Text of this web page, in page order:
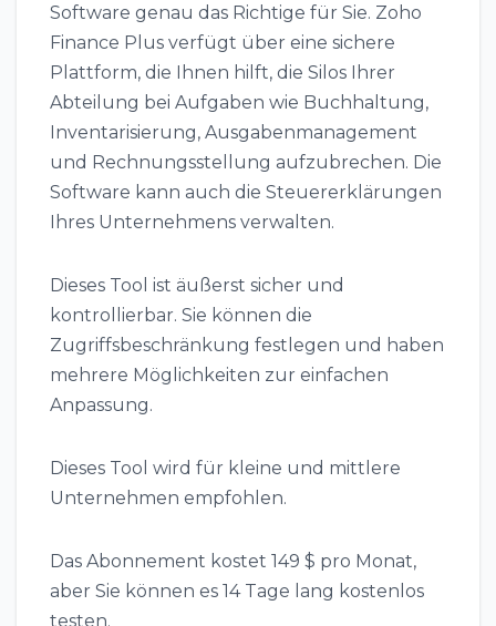
Software genau das Richtige für Sie. Zoho
Finance Plus verfügt über eine sichere
Plattform, die Ihnen hilft, die Silos Ihrer
Abteilung bei Aufgaben wie Buchhaltung,
Inventarisierung, Ausgabenmanagement
und Rechnungsstellung aufzubrechen. Die
Software kann auch die Steuererklärungen
Ihres Unternehmens verwalten.
Dieses Tool ist äußerst sicher und
kontrollierbar. Sie können die
Zugriffsbeschränkung festlegen und haben
mehrere Möglichkeiten zur einfachen
Anpassung.
Dieses Tool wird für kleine und mittlere
Unternehmen empfohlen.
Das Abonnement kostet 149 $ pro Monat,
aber Sie können es 14 Tage lang kostenlos
testen.